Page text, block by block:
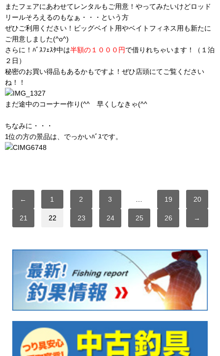
またフェアにあわせてレンタルもご用意！やってみたいけどロッド
リールそろえるのもなぁ・・・という方
ぜひご利用ください！ビッグベイト用やベイトフィネス用も新たに
ご用意しました(^o^)
さらに！ﾊﾞｽﾌｪｽﾀ中は半額の１０００円で借りれちゃいます！（１泊
２日）
秘密のお買い得品もあるかもですよ！ぜひ店頭にてご覧ください
ね！！
まだ途中のコーナー作り(^^ゞ早くしなきゃ(^^ゞ
ちなみに・・・
1位の方の景品は、でっかいﾊﾞｽです。
← 1 2 3 19 20
21 22 23 24 25 26 →